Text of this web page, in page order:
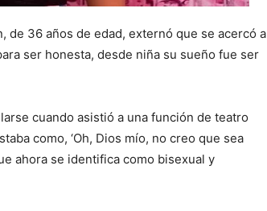
de 36 años de edad, externó que se acercó a
ser honesta, desde niña su sueño fue ser
cuando asistió a una función de teatro
como, ‘Oh, Dios mío, no creo que sea
ahora se identifica como bisexual y